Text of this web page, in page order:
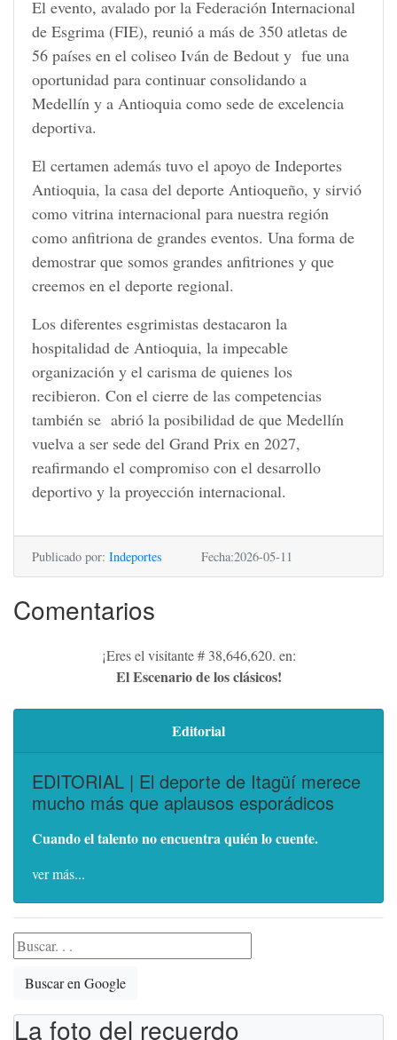
El evento, avalado por la Federación Internacional
de Esgrima (FIE), reunió a más de 350 atletas de
56 países en el coliseo Iván de Bedout y fue una
oportunidad para continuar consolidando a
Medellín y a Antioquia como sede de excelencia
deportiva.
El certamen además tuvo el apoyo de Indeportes
Antioquia, la casa del deporte Antioqueño, y sirvió
como vitrina internacional para nuestra región
como anfitriona de grandes eventos. Una forma de
demostrar que somos grandes anfitriones y que
creemos en el deporte regional.
Los diferentes esgrimistas destacaron la
hospitalidad de Antioquia, la impecable
organización y el carisma de quienes los
recibieron. Con el cierre de las competencias
también se abrió la posibilidad de que Medellín
vuelva a ser sede del Grand Prix en 2027,
reafirmando el compromiso con el desarrollo
deportivo y la proyección internacional.
Publicado por: Indeportes Fecha:2026-05-11
Comentarios
¡Eres el visitante # 38,646,620. en:
El Escenario de los clásicos!
Editorial
EDITORIAL | El deporte de Itagüí merece
mucho más que aplausos esporádicos
Cuando el talento no encuentra quién lo cuente.
ver más...
Buscar en Google
La foto del recuerdo